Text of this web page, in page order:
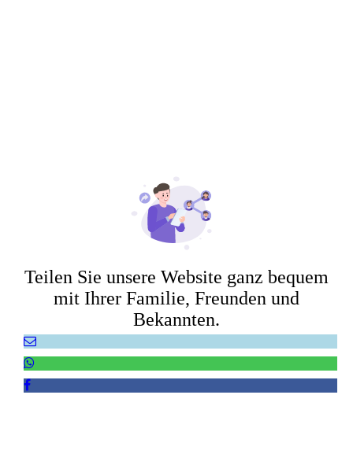
Teilen Sie unsere Website ganz bequem
mit Ihrer Familie, Freunden und
Bekannten.